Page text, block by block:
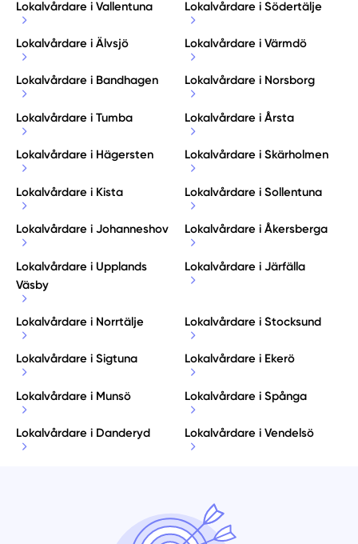
Lokalvårdare i Vallentuna Lokalvårdare i Södertälje
Lokalvårdare i Älvsjö Lokalvårdare i Värmdö
Lokalvårdare i Bandhagen Lokalvårdare i Norsborg
Lokalvårdare i Tumba Lokalvårdare i Årsta
Lokalvårdare i Hägersten Lokalvårdare i Skärholmen
Lokalvårdare i Kista Lokalvårdare i Sollentuna
Lokalvårdare i Johanneshov Lokalvårdare i Åkersberga
Lokalvårdare i Upplands
Väsby
Lokalvårdare i Järfälla
Lokalvårdare i Norrtälje Lokalvårdare i Stocksund
Lokalvårdare i Sigtuna Lokalvårdare i Ekerö
Lokalvårdare i Munsö Lokalvårdare i Spånga
Lokalvårdare i Danderyd Lokalvårdare i Vendelsö